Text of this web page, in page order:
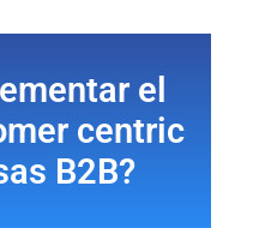
el
centric
B2B?